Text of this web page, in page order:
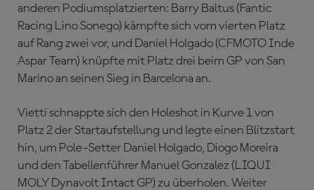
anderen Podiumsplatzierten: Barry Baltus (Fantic
Racing Lino Sonego) kämpfte sich vom vierten Platz
auf Rang zwei vor, und Daniel Holgado (CFMOTO Inde
Aspar Team) knüpfte mit Platz drei beim GP von San
Marino an seinen Sieg in Barcelona an.
Vietti schnappte sich den Holeshot in Kurve 1 von
Platz 2 der Startaufstellung und legte einen Blitzstart
hin, um Pole-Setter Daniel Holgado, Diogo Moreira
und den Tabellenführer Manuel Gonzalez (LIQUI
MOLY Dynavolt Intact GP) zu überholen. Weiter